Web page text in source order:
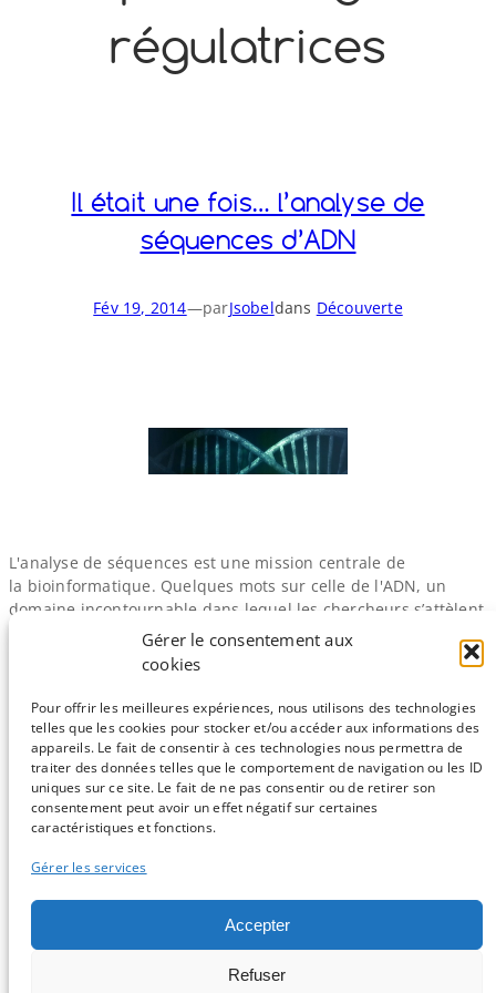
Gérer le consentement aux
cookies
Pour offrir les meilleures expériences, nous utilisons des technologies
telles que les cookies pour stocker et/ou accéder aux informations des
appareils. Le fait de consentir à ces technologies nous permettra de
traiter des données telles que le comportement de navigation ou les ID
uniques sur ce site. Le fait de ne pas consentir ou de retirer son
consentement peut avoir un effet négatif sur certaines
caractéristiques et fonctions.
Gérer les services
Accepter
Refuser
o y S
régulatrices
Il était une fois… l’analyse de
séquences d’ADN
Fév 19, 2014—parJsobeldans Découverte
L'analyse de séquences est une mission centrale de
la bioinformatique. Quelques mots sur celle de l'ADN, un
domaine incontournable dans lequel les chercheurs s’attèlent
à comprendre la fonction des régions régulatrices du génome
et des gènes grâce aux nouvelles technologies. Le credo de la
renfermant un code permettant…
Sauf mention contraire, tous les articles du blog sont sous licence
Vous souhaitez participer ?
Contactez nous !